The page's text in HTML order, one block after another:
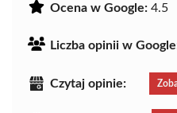
Ocena w Google: 4.5
Liczba opinii w
Czytaj opinie: